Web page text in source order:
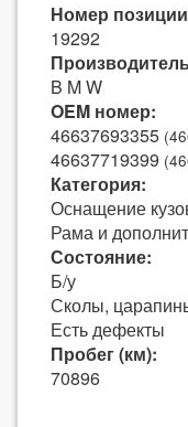
Номер
19292
B M W
OEM номер:
46637693355
46637719399
Категория:
Оснащение
Рама и
Состояние:
Б/у
Сколы,
Есть дефекты
Пробег (км):
70896